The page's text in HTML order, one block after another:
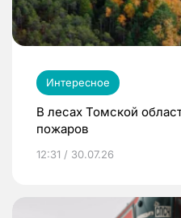
Интересное
В лесах Томской
пожаров
12:31 / 30.07.26